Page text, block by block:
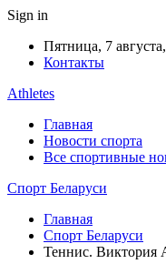
Sign in
Пятница, 7
Контакты
Athletes
Главная
Новости спорта
Все спортивные
Спорт Беларуси
Главная
Спорт Беларуси
Теннис. Виктория